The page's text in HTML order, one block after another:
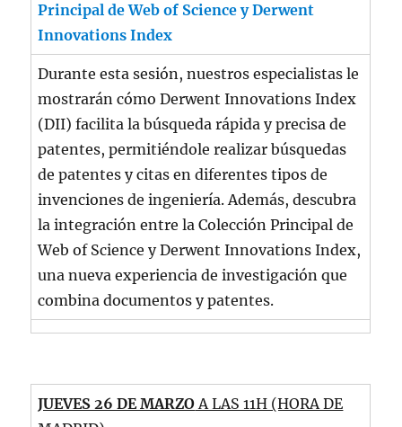
Principal de Web of Science y Derwent
Innovations Index
Durante esta sesión, nuestros especialistas le
mostrarán cómo Derwent Innovations Index
(DII) facilita la búsqueda rápida y precisa de
patentes, permitiéndole realizar búsquedas
de patentes y citas en diferentes tipos de
invenciones de ingeniería. Además, descubra
la integración entre la Colección Principal de
Web of Science y Derwent Innovations Index,
una nueva experiencia de investigación que
combina documentos y patentes.
JUEVES 26 DE MARZOA LAS 11H (HORA DE